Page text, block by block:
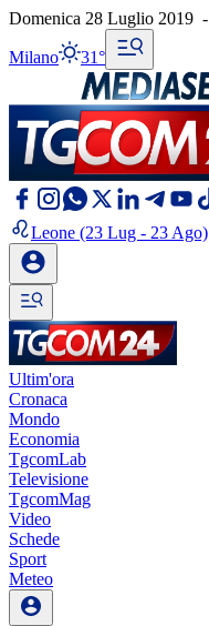
Domenica 28 Luglio 2019 -
Milano 31°
Leone (23 Lug - 23 Ago)
Ultim'ora
Cronaca
Mondo
Economia
TgcomLab
Televisione
TgcomMag
Video
Schede
Sport
Meteo